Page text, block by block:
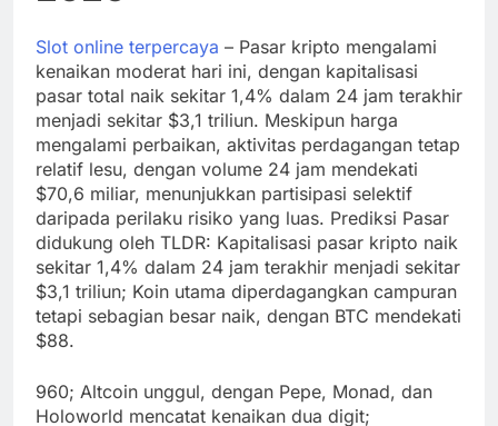
Slot online terpercaya – Pasar kripto mengalami
kenaikan moderat hari ini, dengan kapitalisasi
pasar total naik sekitar 1,4% dalam 24 jam terakhir
menjadi sekitar $3,1 triliun. Meskipun harga
mengalami perbaikan, aktivitas perdagangan tetap
relatif lesu, dengan volume 24 jam mendekati
$70,6 miliar, menunjukkan partisipasi selektif
daripada perilaku risiko yang luas. Prediksi Pasar
didukung oleh TLDR: Kapitalisasi pasar kripto naik
sekitar 1,4% dalam 24 jam terakhir menjadi sekitar
$3,1 triliun; Koin utama diperdagangkan campuran
tetapi sebagian besar naik, dengan BTC mendekati
$88.
960; Altcoin unggul, dengan Pepe, Monad, dan
Holoworld mencatat kenaikan dua digit;